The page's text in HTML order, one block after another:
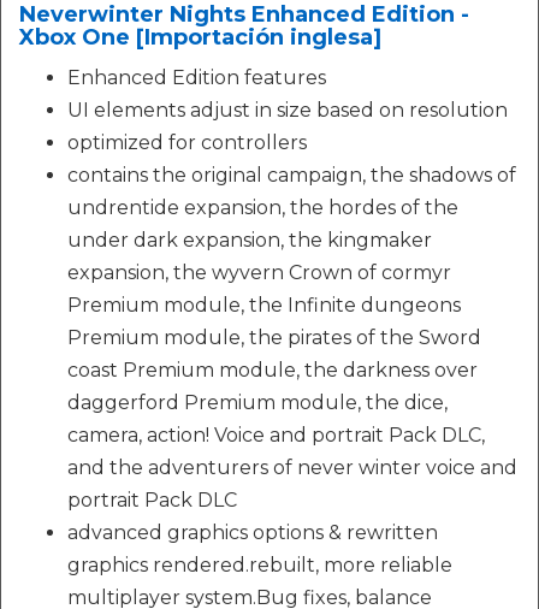
Neverwinter Nights Enhanced Edition -
Xbox One [Importación inglesa]
Enhanced Edition features
UI elements adjust in size based on resolution
optimized for controllers
contains the original campaign, the shadows of
undrentide expansion, the hordes of the
under dark expansion, the kingmaker
expansion, the wyvern Crown of cormyr
Premium module, the Infinite dungeons
Premium module, the pirates of the Sword
coast Premium module, the darkness over
daggerford Premium module, the dice,
camera, action! Voice and portrait Pack DLC,
and the adventurers of never winter voice and
portrait Pack DLC
advanced graphics options & rewritten
graphics rendered.rebuilt, more reliable
multiplayer system.Bug fixes, balance